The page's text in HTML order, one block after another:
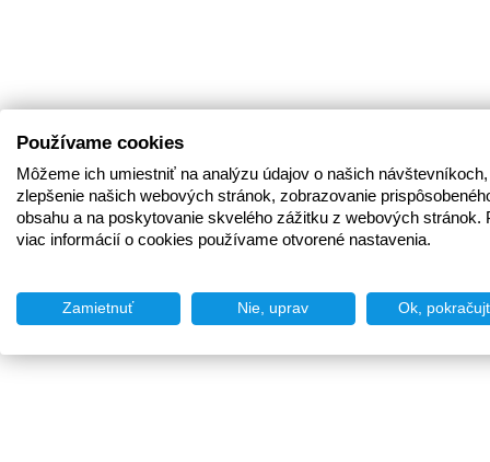
Používame cookies
Môžeme ich umiestniť na analýzu údajov o našich
zlepšenie našich webových stránok, zobrazovanie
obsahu a na poskytovanie skvelého zážitku z webových stránok.
viac informácií o cookies používame otvorené nastavenia.
Zamietnuť Nie, uprav Ok,